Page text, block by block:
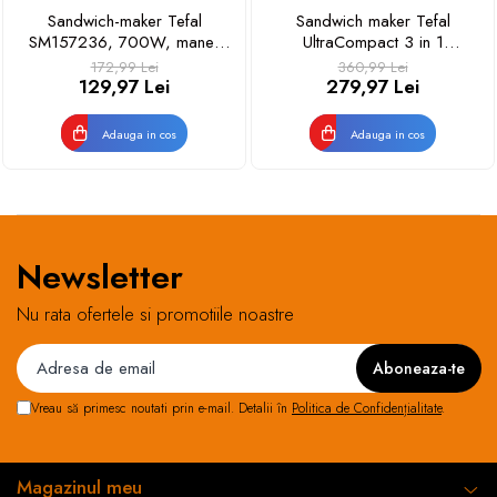
Sandwich-maker Tefal
SM157236, 700W, maner
izolat, sistem de blocare,
invelis antiaderent, Negru
172,99 Lei
129,97 Lei
Adauga in cos
Sandwich maker Tefal
UltraCompact 3 in 1
SW383D10, 700W, placi
detasabile pentru gofre,
antiaderent, negru & argintiu
360,99 Lei
279,97 Lei
Adauga in cos
Newsletter
Nu rata ofertele si promotiile noastre
Vreau să primesc noutati prin e-mail. Detalii în Politica de Confidențialitate.
Magazinul meu